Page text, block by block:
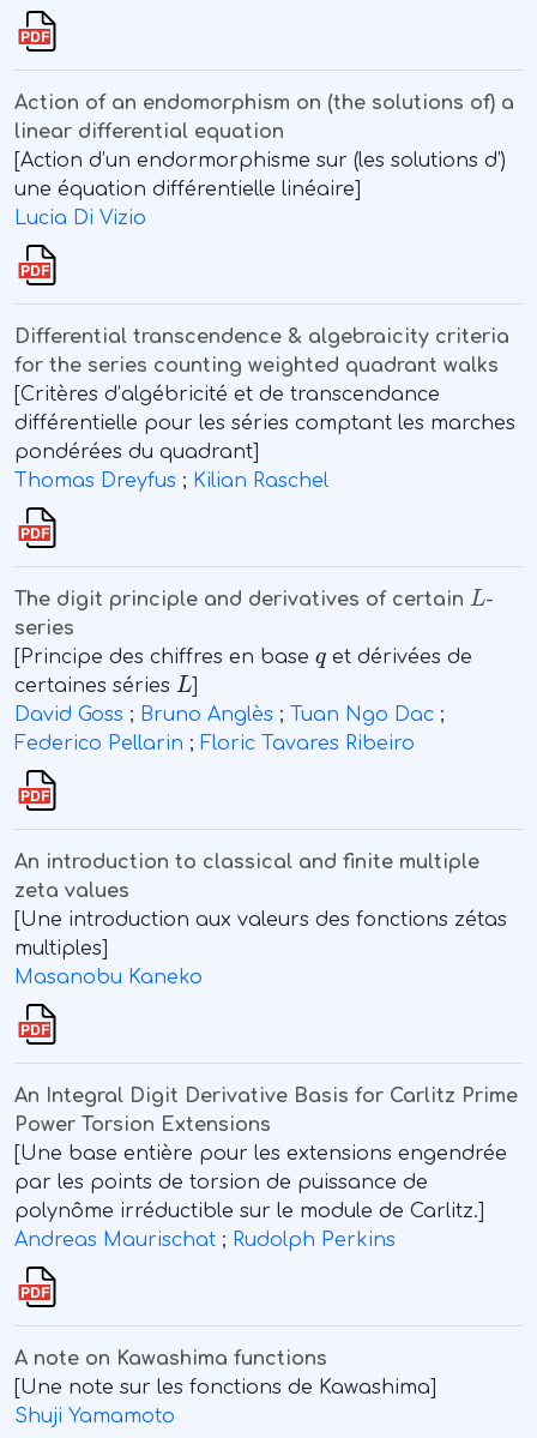
Action of an endomorphism on (the solutions of) a
linear differential equation
[Action d’un endormorphisme sur (les solutions d’)
une équation différentielle linéaire]
Lucia Di Vizio
Differential transcendence & algebraicity criteria
for the series counting weighted quadrant walks
[Critères d’algébricité et de transcendance
différentielle pour les séries comptant les marches
pondérées du quadrant]
Thomas Dreyfus ; Kilian Raschel
The digit principle and derivatives of certain L-
series
[Principe des chiffres en base
et dérivées de
certaines séries L
David Goss ; Bruno Anglès ; Tuan Ngo Dac ;
Federico Pellarin ; Floric Tavares Ribeiro
An introduction to classical and finite multiple
zeta values
[Une introduction aux valeurs des fonctions zétas
multiples]
Masanobu Kaneko
An Integral Digit Derivative Basis for Carlitz Prime
Power Torsion Extensions
[Une base entière pour les extensions engendrée
par les points de torsion de puissance de
polynôme irréductible sur le module de Carlitz.]
Andreas Maurischat ; Rudolph Perkins
A note on Kawashima functions
[Une note sur les fonctions de Kawashima]
Shuji Yamamoto